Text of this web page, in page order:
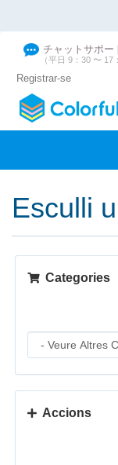
チャットサポー
（平日 9：30 〜 17
Registrar-se
Esculli
Categories
Accions